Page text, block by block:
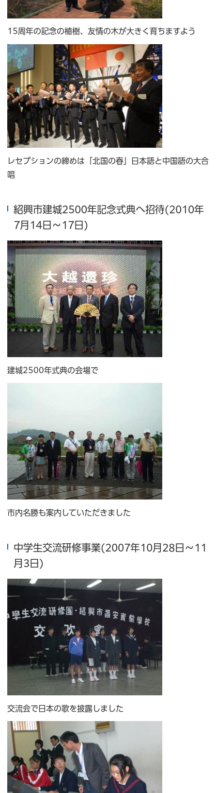
15周年の記念の植樹、友情の木が大きく育ちますよう
レセプションの締めは「北国の春」日本語と中国語の大合
唱
紹興市建城2500年記念式典へ招待(2010年
7月14日～17日)
建城2500年式典の会場で
市内名勝も案内していただきました
中学生交流研修事業(2007年10月28日～11
月3日)
交流会で日本の歌を披露しました